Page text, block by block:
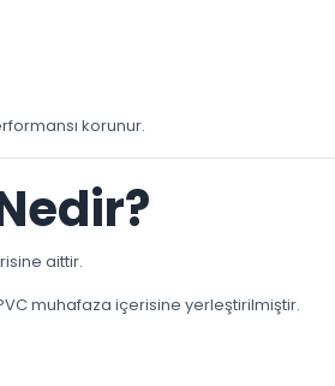
korunur.
aittir.
muhafaza içerisine yerleştirilmiştir.